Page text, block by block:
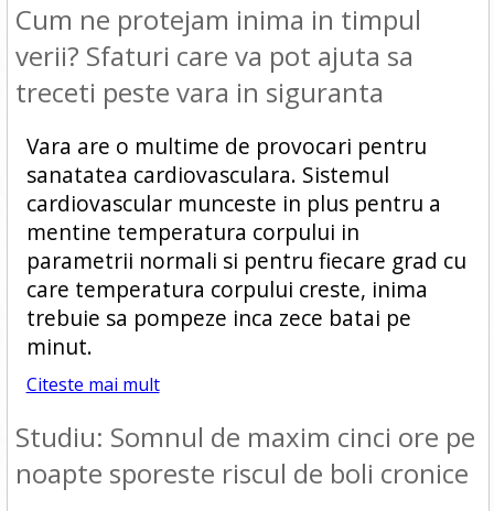
Cum ne protejam inima in timpul
verii? Sfaturi care va pot ajuta sa
treceti peste vara in siguranta
Vara are o multime de provocari pentru
sanatatea cardiovasculara. Sistemul
cardiovascular munceste in plus pentru a
mentine temperatura corpului in
parametrii normali si pentru fiecare grad cu
care temperatura corpului creste, inima
trebuie sa pompeze inca zece batai pe
minut.
Citeste mai mult
Studiu: Somnul de maxim cinci ore pe
noapte sporeste riscul de boli cronice